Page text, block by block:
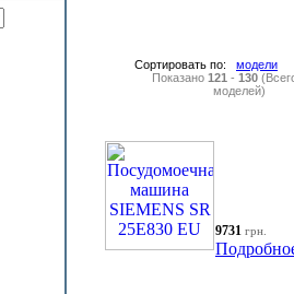
Сортировать по: модели
Показано 121 - 130
моделей)
9731 грн.